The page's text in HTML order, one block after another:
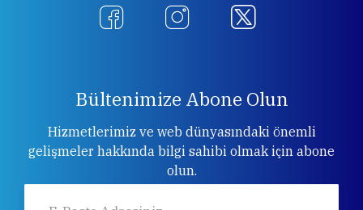
Bültenimize Abone Olun
Hizmetlerimiz ve web dünyasındaki önemli
gelişmeler hakkında bilgi sahibi olmak için abone
olun.